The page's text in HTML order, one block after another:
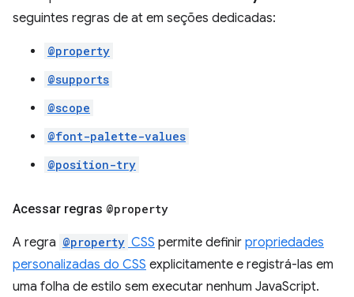
seguintes regras de at em seções dedicadas:
@property
@supports
@scope
@font-palette-values
@position-try
Acessar regras @property
A regra @property CSS permite definir propriedades
personalizadas do CSS explicitamente e registrá-las em
uma folha de estilo sem executar nenhum JavaScript.